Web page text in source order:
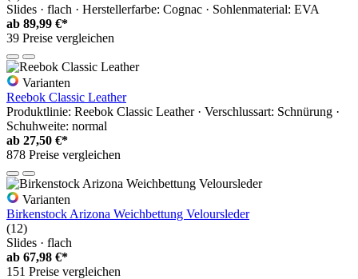
Slides · flach · Herstellerfarbe: Cognac · Sohlenmaterial: EVA
ab 89,99 €*
39 Preise vergleichen
Varianten
Reebok Classic Leather
Produktlinie: Reebok Classic Leather · Verschlussart: Schnürung ·
Schuhweite: normal
ab 27,50 €*
878 Preise vergleichen
Varianten
Birkenstock Arizona Weichbettung Veloursleder
(12)
Slides · flach
ab 67,98 €*
151 Preise vergleichen